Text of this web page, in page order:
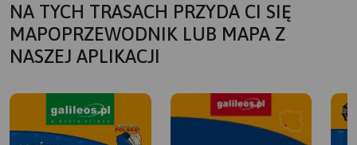
NA TYCH TRASACH PRZYDA CI SIĘ
MAPOPRZEWODNIK LUB MAPA Z
NASZEJ APLIKACJI